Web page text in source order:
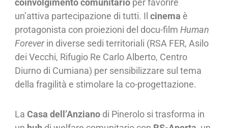
coinvolgimento comunitario per favorire
un’attiva partecipazione di tutti. Ilcinema è
protagonista con proiezioni del docu-film Human
Foreverin diverse sedi territoriali (RSA FER, Asilo
dei Vecchi, Rifugio Re Carlo Alberto, Centro
Diurno di Cumiana) per sensibilizzare sul tema
della fragilità e stimolare la co-progettazione.
LaCasa dell’Anziano di Pinerolo si trasforma in